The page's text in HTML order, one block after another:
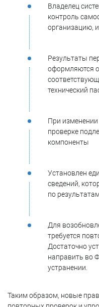
Владелец
контроль
организацию,
Результаты
оформляются
технический
При изменении
проверке
компоненты
Установлен
сведений,
по
Для
требуется
Достаточно
направить во
устранении.
Таким образом, новые